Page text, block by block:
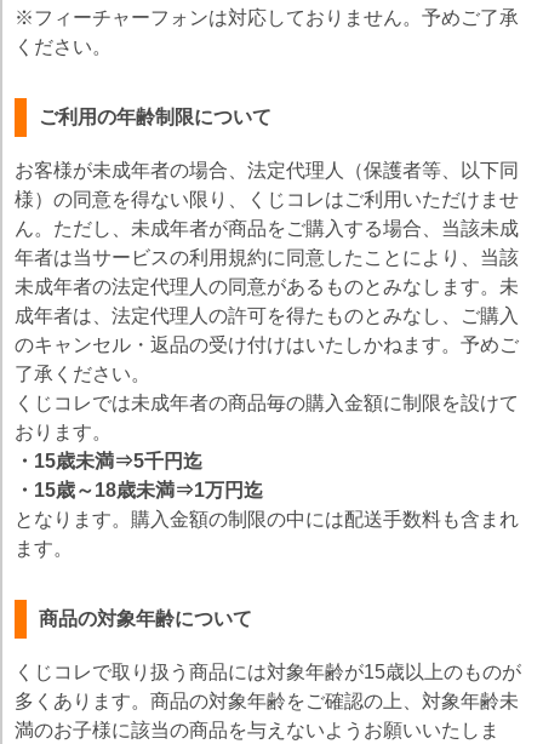
※フィーチャーフォンは対応しておりません。予めご了承
ください。
ご利用の年齢制限について
お客様が未成年者の場合、法定代理人（保護者等、以下同
様）の同意を得ない限り、くじコレはご利用いただけませ
ん。ただし、未成年者が商品をご購入する場合、当該未成
年者は当サービスの利用規約に同意したことにより、当該
未成年者の法定代理人の同意があるものとみなします。未
成年者は、法定代理人の許可を得たものとみなし、ご購入
のキャンセル・返品の受け付けはいたしかねます。予めご
了承ください。
くじコレでは未成年者の商品毎の購入金額に制限を設けて
おります。
・15歳未満⇒5千円迄
・15歳～18歳未満⇒1万円迄
となります。購入金額の制限の中には配送手数料も含まれ
ます。
商品の対象年齢について
くじコレで取り扱う商品には対象年齢が15歳以上のものが
多くあります。商品の対象年齢をご確認の上、対象年齢未
満のお子様に該当の商品を与えないようお願いいたしま